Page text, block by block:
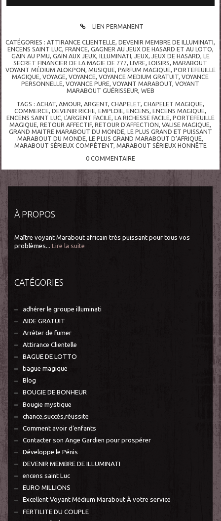
À PROPOS
Maître voyant Marabout africain très puissant pour tous vos
problèmes... Lire la suite
CATÉGORIES
adhérer le groupe illuminati
AIDE GRATUIT
Arrêter de fumer
Attirance Clientelle
BAGUE DE LOTTO
bague magique
Blog
BOUGIE DE BONHEUR
Bougie mystique
chance,succès,réussite
Comment avoir d'enfants
Contacter son Ange Gardien pour prospérer
Développe le Pénis
DEVENIR MEMBRE DE ILLUMINATI
encens saint Luc
EURO MILLIONS
Excellent Voyant Médium Marabout À votre service
FERTILITE DU COUPLE
LIEN PERMANENT
CATÉGORIES :ATTIRANCE CLIENTELLE,DEVENIR MEMBRE DE ILLUMINATI,
ENCENS SAINT LUC, FRANCE, GAGNER AU JEUX DE HASARD ET AU LOTO,
GAIN AU PMU, GAIN AUX JEUX, ILLUMINATI, JEUX, JEUX DE HASARD, LE
SECRET FINANCIER DE LA MAGIE DE 777,LIVRE,LOISIRS,MARABOUT
VOYANT MÉDIUM ALOKPON, MUSIQUE, PARFUM MAGIQUE, PORTEFEUILLE
MAGIQUE,VOYAGE,VOYANCE,VOYANCE MEDIUM GRATUIT,VOYANCE
PERSONNELLE,VOYANCE PURE,VOYANT MARABOUT,VOYANT
MARABOUT GUÉRISSEUR, WEB
TAGS : ACHAT AMOUR ARGENT ,CHAPELET ,CHAPELET MAGIQUE
COMMERCE ,DEVENIR RICHE ,EMPLOIE ,ENCENS ,ENCENS MAGIQUE
ENCENS SAINT LUC, L'ARGENT FACILE LA RICHESSE FACILE PORTEFEUILLE
MAGIQUE ,RETOUR AFFECTIF,RETOUR D'AFFECTION ,VALISE MAGIQUE
GRAND MAITRE MARABOUT DU MONDE LE PLUS GRAND ET PUISSANT
MARABOUT DU MONDE ,LE PLUS GRAND MARABOUT D’AFRIQUE
MARABOUT SÉRIEUX COMPÉTENT, MARABOUT SÉRIEUX HONNÊTE
0 COMMENTAIRE